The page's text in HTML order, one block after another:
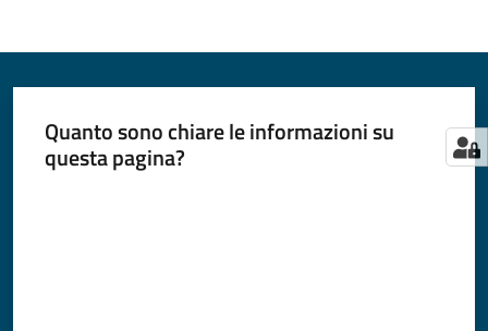
Quanto sono chiare le informazioni su
questa pagina?